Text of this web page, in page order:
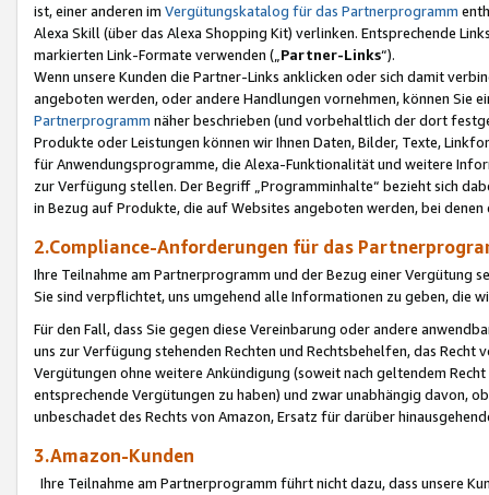
ist, einer anderen im Vergütungskatalog für das Partnerprogramm
Alexa Skill (über das Alexa Shopping Kit) verlinken. Entsprechende
markierten Link-Formate verwenden („ Partner-Links“).
Wenn unsere Kunden die Partner-Links anklicken oder sich damit
angeboten werden, oder andere Handlungen vornehmen, können Sie
Partnerprogramm näher beschrieben (und vorbehaltlich der dort
Produkte oder Leistungen können wir Ihnen Daten, Bilder, Texte,
für Anwendungsprogramme, die Alexa-Funktionalität und weitere
zur Verfügung stellen. Der Begriff „Programminhalte“ bezieht sich
in Bezug auf Produkte, die auf Websites angeboten werden, bei
2.Compliance-Anforderungen für das
Ihre Teilnahme am Partnerprogramm und der Bezug einer Vergütung
Sie sind verpflichtet, uns umgehend alle Informationen zu geben, die
Für den Fall, dass Sie gegen diese Vereinbarung oder andere
uns zur Verfügung stehenden Rechten und Rechtsbehelfen, das
Vergütungen ohne weitere Ankündigung (soweit nach geltendem
entsprechende Vergütungen zu haben) und zwar unabhängig davon,
unbeschadet des Rechts von Amazon, Ersatz für darüber
3.Amazon-Kunden
Ihre Teilnahme am Partnerprogramm führt nicht dazu, dass unsere